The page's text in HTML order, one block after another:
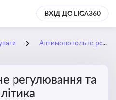
ВХІД ДО LIGA360
Антимонопольне регулювання та конкурентна політика
регулювання та